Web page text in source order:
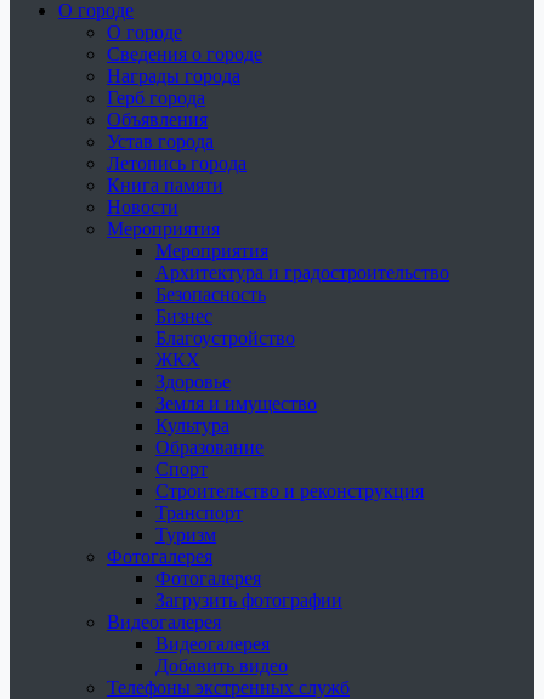
О городе
О городе
Сведения о городе
Награды города
Герб города
Объявления
Устав города
Летопись города
Книга памяти
Новости
Мероприятия
Мероприятия
Архитектура и градостроительство
Безопасность
Бизнес
Благоустройство
ЖКХ
Здоровье
Земля и имущество
Культура
Образование
Спорт
Строительство и реконструкция
Транспорт
Туризм
Фотогалерея
Фотогалерея
Загрузить фотографии
Видеогалерея
Видеогалерея
Добавить видео
Телефоны экстренных служб